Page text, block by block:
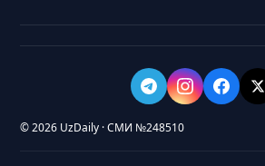
© 2026 UzDaily · СМИ №248510